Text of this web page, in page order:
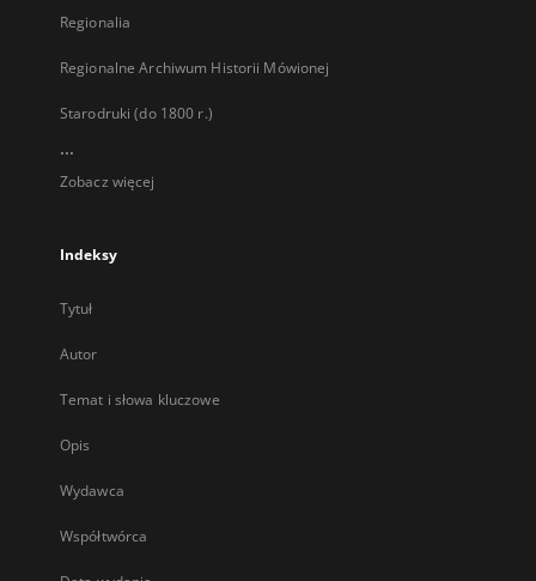
Regionalia
Regionalne Archiwum Historii Mówionej
Starodruki (do 1800 r.)
...
Zobacz więcej
Indeksy
Tytuł
Autor
Temat i słowa kluczowe
Opis
Wydawca
Współtwórca